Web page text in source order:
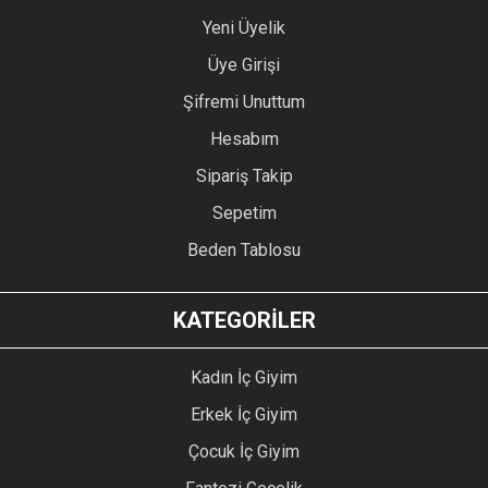
Yeni Üyelik
Üye Girişi
Şifremi Unuttum
Hesabım
Sipariş Takip
Sepetim
Beden Tablosu
KATEGORİLER
Kadın İç Giyim
Erkek İç Giyim
Çocuk İç Giyim